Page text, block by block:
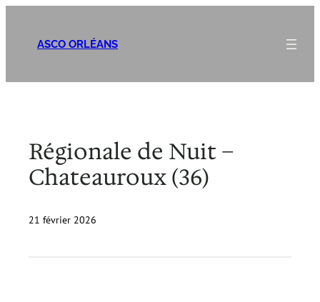
contenuASCO ORLÉANS
Régionale de Nuit –
Chateauroux (36)
21 février 2026